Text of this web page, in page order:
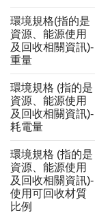
環境規格(指的是
資源、能源使用
及回收相關資訊)-
重量
環境規格 (指的是
資源、能源使用
及回收相關資訊)-
耗電量
環境規格 (指的是
資源、能源使用
及回收相關資訊)-
使用可回收材質
比例